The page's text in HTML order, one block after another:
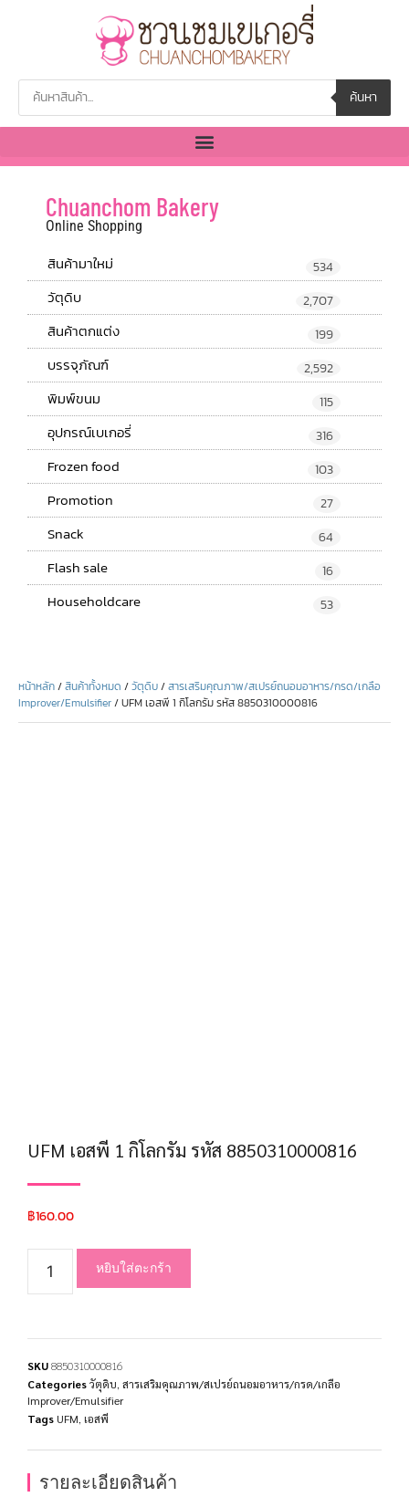
ค้นหา
Chuanchom Bakery
Online Shopping
สินค้ามาใหม่ 534
วัตุดิบ 2,707
สินค้าตกแต่ง 199
บรรจุภัณฑ์ 2,592
พิมพ์ขนม 115
อุปกรณ์เบเกอรี่ 316
Frozen food 103
Promotion 27
Snack 64
Flash sale 16
Householdcare 53
หน้าหลัก/สินค้าทั้งหมด /วัตุดิบ/สารเสริมคุณภาพ/สเปรย์ถนอมอาหาร/กรด/เกลือ
Improver/Emulsifier/ UFM เอสพี 1 กิโลกรัม รหัส 8850310000816
UFM เอสพี 1 กิโลกรัม รหัส 8850310000816
฿160.00
หยิบใส่ตะกร้า
SKU8850310000816
Categoriesวัตุดิบ สารเสริมคุณภาพ/สเปรย์ถนอมอาหาร/กรด/เกลือ
Improver/Emulsifier
Tags UFM เอสพี
รายละเอียดสินค้า